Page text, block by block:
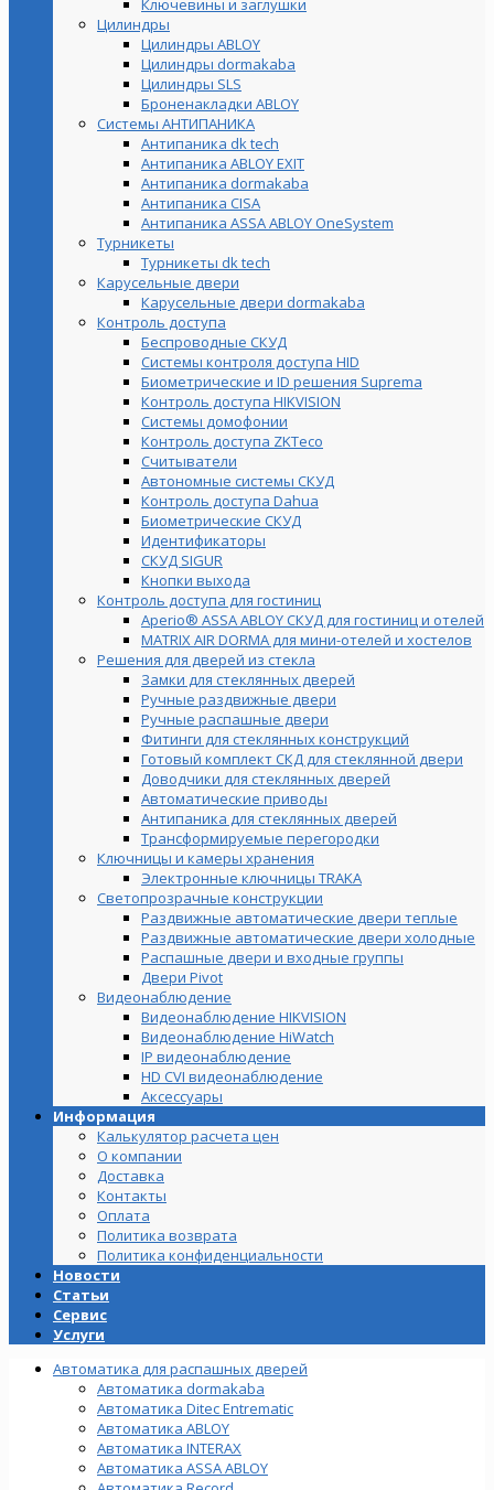
Цилиндры
Цилиндры ABLOY
Цилиндры dormakaba
Цилиндры SLS
Броненакладки ABLOY
Системы АНТИПАНИКА
Антипаника dk tech
Антипаника ABLOY EXIT
Антипаника dormakaba
Антипаника СISA
Антипаника ASSA ABLOY OneSystem
Турникеты
Турникеты dk tech
Карусельные двери
Карусельные двери dormakaba
Контроль доступа
Беспроводные СКУД
Системы контроля доступа HID
Биометрические и ID решения Suprema
Контроль доступа HIKVISION
Системы домофонии
Контроль доступа ZKTeco
Считыватели
Автономные системы СКУД
Контроль доступа Dahua
Биометрические СКУД
Идентификаторы
СКУД SIGUR
Кнопки выхода
Контроль доступа для гостиниц
Aperio® ASSA ABLOY СКУД для гостиниц и отелей
MATRIX AIR DORMA для мини-отелей и хостелов
Решения для дверей из стекла
Замки для стеклянных дверей
Ручные раздвижные двери
Ручные распашные двери
Фитинги для стеклянных конструкций
Готовый комплект СКД для стеклянной двери
Доводчики для стеклянных дверей
Автоматические приводы
Антипаника для стеклянных дверей
Трансформируемые перегородки
Ключницы и камеры хранения
Электронные ключницы TRAKA
Светопрозрачные конструкции
Раздвижные автоматические двери теплые
Раздвижные автоматические двери холодные
Распашные двери и входные группы
Двери Pivot
Видеонаблюдение
Видеонаблюдение HIKVISION
Видеонаблюдение HiWatch
IP видеонаблюдение
HD CVI видеонаблюдение
Аксессуары
Информация
Калькулятор расчета цен
О компании
Доставка
Контакты
Оплата
Политика возврата
Политика конфиденциальности
Новости
Статьи
Сервис
Услуги
Автоматика для распашных дверей
Автоматика dormakaba
Автоматика Ditec Entrematic
Автоматика ABLOY
Автоматика INTERAX
Автоматика ASSA ABLOY